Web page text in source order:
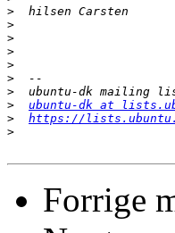
>
>
>
>
>
>
>
>
ubuntu-dk at
>
https://
>
Forrige